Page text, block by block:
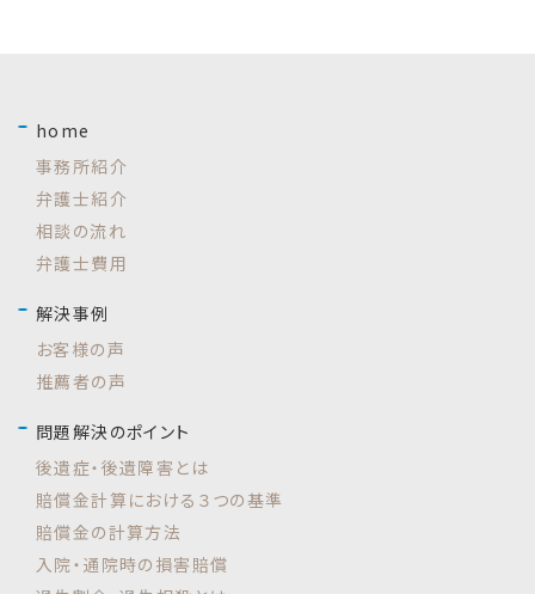
home
事務所紹介
弁護士紹介
相談の流れ
弁護士費用
解決事例
お客様の声
推薦者の声
問題解決のポイント
後遺症・後遺障害とは
賠償金計算における３つの基準
賠償金の計算方法
入院・通院時の損害賠償